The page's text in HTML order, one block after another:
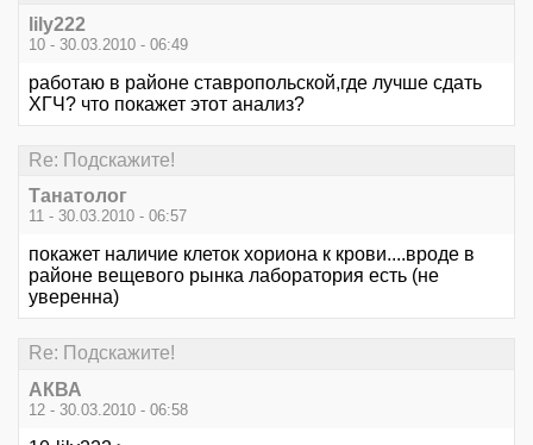
lily222
10 - 30.03.2010 - 06:49
работаю в районе ставропольской,где лучше сдать
ХГЧ? что покажет этот анализ?
Re: Подскажите!
Танатолог
11 - 30.03.2010 - 06:57
покажет наличие клеток хориона к крови....вроде в
районе вещевого рынка лаборатория есть (не
уверенна)
Re: Подскажите!
АКВА
12 - 30.03.2010 - 06:58